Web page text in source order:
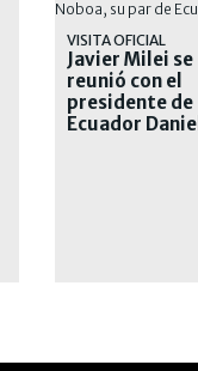
VISITA OFICIAL
Javier Milei se
reunió con el
presidente de
Ecuador Daniel